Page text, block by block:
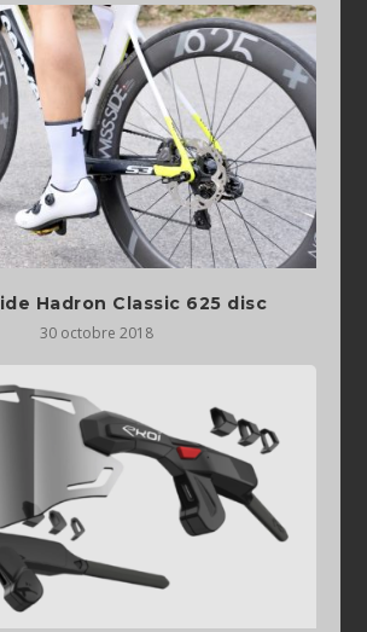
Hadron Classic 625 disc
30 octobre 2018